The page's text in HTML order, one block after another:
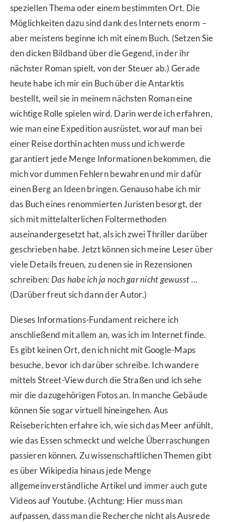
speziellen Thema oder einem bestimmten Ort. Die
Möglichkeiten dazu sind dank des Internets enorm –
aber meistens beginne ich mit einem Buch. (Setzen Sie
den dicken Bildband über die Gegend, in der ihr
nächster Roman spielt, von der Steuer ab.) Gerade
heute habe ich mir ein Buch über die Antarktis
bestellt, weil sie in meinem nächsten Roman eine
wichtige Rolle spielen wird. Darin werde ich erfahren,
wie man eine Expedition ausrüstet, worauf man bei
einer Reise dorthin achten muss und ich werde
garantiert jede Menge Informationen bekommen, die
mich vor dummen Fehlern bewahren und mir dafür
einen Berg an Ideen bringen. Genauso habe ich mir
das Buch eines renommierten Juristen besorgt, der
sich mit mittelalterlichen Foltermethoden
auseinandergesetzt hat, als ich zwei Thriller darüber
geschrieben habe. Jetzt können sich meine Leser über
viele Details freuen, zu denen sie in Rezensionen
schreiben: Das habe ich ja noch gar nicht gewusst …
(Darüber freut sich dann der Autor.)
Dieses Informations-Fundament reichere ich
anschließend mit allem an, was ich im Internet finde.
Es gibt keinen Ort, den ich nicht mit Google-Maps
besuche, bevor ich darüber schreibe. Ich wandere
mittels Street-View durch die Straßen und ich sehe
mir die dazugehörigen Fotos an. In manche Gebäude
können Sie sogar virtuell hineingehen. Aus
Reiseberichten erfahre ich, wie sich das Meer anfühlt,
wie das Essen schmeckt und welche Überraschungen
passieren können. Zu wissenschaftlichen Themen gibt
es über Wikipedia hinaus jede Menge
allgemeinverständliche Artikel und immer auch gute
Videos auf Youtube. (Achtung: Hier muss man
aufpassen, dass man die Recherche nicht als Ausrede